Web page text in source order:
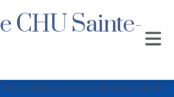
CHU Sainte-